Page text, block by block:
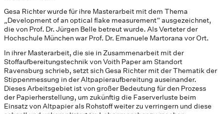
Gesa Richter wurde für ihre Masterarbeit mit dem Thema
„Development of an optical flake measurement“ ausgezeichnet,
die von Prof. Dr. Jürgen Belle betreut wurde. Als Verteter der
Hochschule München war Prof. Dr. Emanuele Martorana vor Ort.
In ihrer Masterarbeit, die sie in Zusammenarbeit mit der
Stoffaufbereitungstechnik von Voith Paper am Standort
Ravensburg schrieb, setzt sich Gesa Richter mit der Thematik der
Stippenmessung in der Altpapieraufbereitung auseinander.
Dieses Arbeitsgebiet ist von großer Bedeutung für den Prozess
der Papierherstellung, um zukünftig die Faserverluste beim
Einsatz von Altpapier als Rohstoff weiter zu verringern und diese